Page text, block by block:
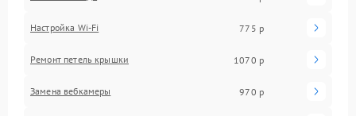
Настройка Wi-Fi 775 р
Ремонт петель крышки 1070 р
Замена вебкамеры 970 р